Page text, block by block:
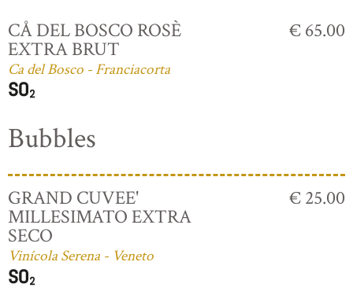
CÅ DEL BOSCO ROSÈ
EXTRA BRUT
Ca del Bosco - Franciacorta
€ 65.00
Bubbles
GRAND CUVEE'
MILLESIMATO EXTRA
SECO
Vinícola Serena - Veneto
€ 25.00